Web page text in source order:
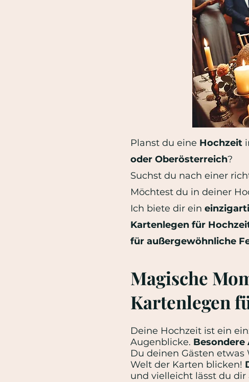
Planst du eine Hochzeit
oder Oberösterreich?
Suchst du nach einer
Möchtest du in deiner
Ich biete dir ein
Kartenlegen für
für außergewöhnliche
Magische
Kartenlegen
Deine Hochzeit ist ein
Augenblicke. Besondere
Du deinen Gästen etwas
Welt der Karten blicken!
und vielleicht lässt du